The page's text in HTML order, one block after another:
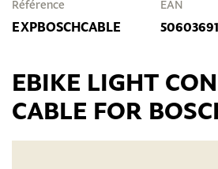
Référence
EXPBOSCHCABLE
EAN
EBIKE LIGHT
CABLE FOR